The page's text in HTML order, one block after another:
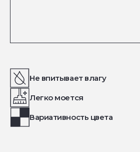
Не впитывает влагу
Легко моется
Вариативность цвета